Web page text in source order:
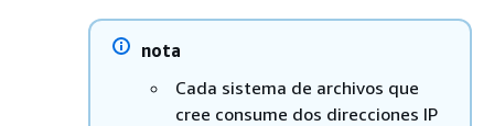
nota
Cada sistema de archivos que
cree consume dos direcciones IP